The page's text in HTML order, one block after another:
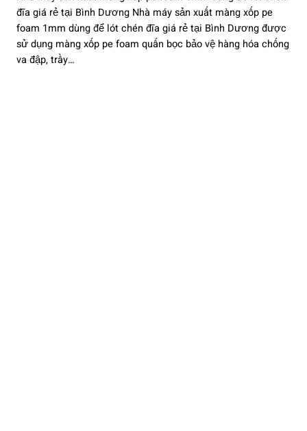
đĩa giá rẻ tại Bình Dương Nhà máy sản xuất màng xốp pe
foam 1mm dùng để lót chén đĩa giá rẻ tại Bình Dương được
sử dụng màng xốp pe foam quấn bọc bảo vệ hàng hóa chống
va đập, trầy…